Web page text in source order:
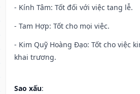
- Kính Tâm: Tốt đối với việc tang lễ.
- Tam Hợp: Tốt cho mọi việc.
- Kim Quỹ Hoàng Đạo: Tốt cho việc
khai trương.
Sao xấu: